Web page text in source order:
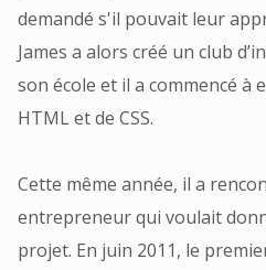
demandé s'il pouvait leur
James a alors créé un club
son école et il a commencé à
HTML et de CSS.
Cette même année, il a
entrepreneur qui voulait
projet. En juin 2011, le